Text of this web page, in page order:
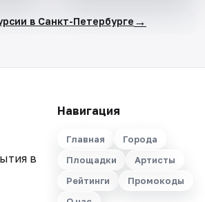
в Санкт-Петербурге →
в
Навигация
Главная
Города
Площадки
Артисты
Рейтинги
Промокоды